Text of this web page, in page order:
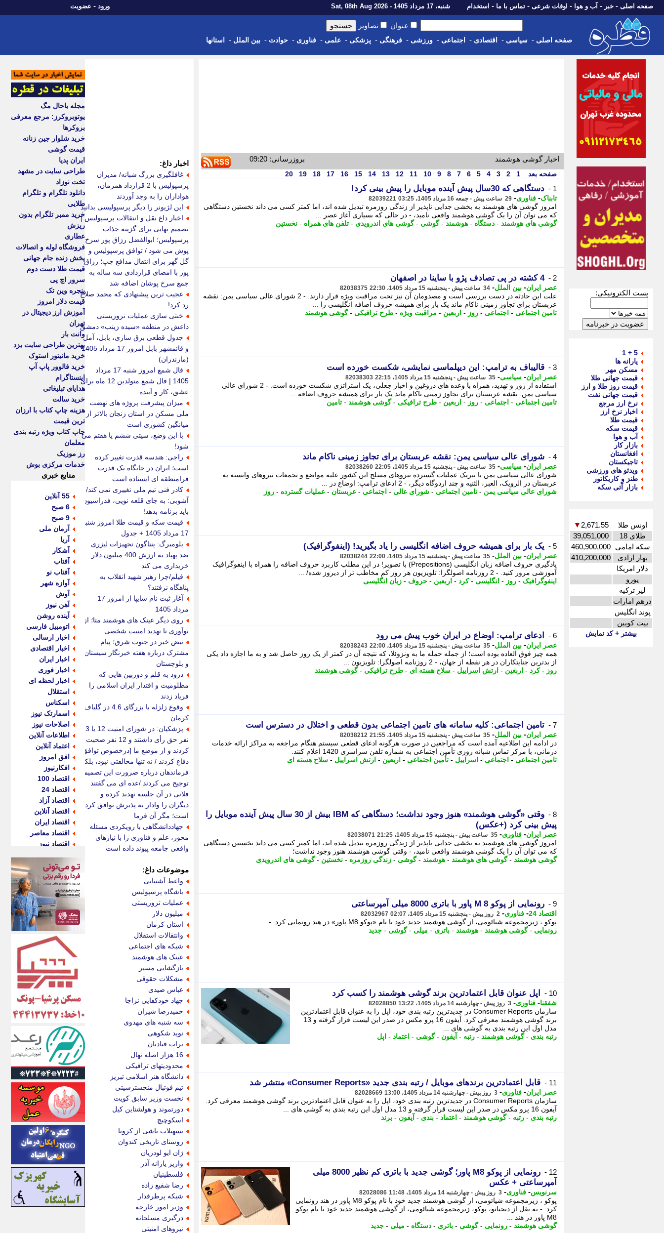
صفحه اصلی - خبر - آب و هوا - اوقات شرعی - تماس با ما - استخدام شنبه، 17 مرداد 1405 - Sat, 08th Aug 2026 ورود - عضویت
عنوان تصاویر
صفحه اصلی - سیاسی - اقتصادی - اجتماعی - ورزشی - فرهنگی - پزشکی - علمی - فناوری - حوادث - بین الملل - استانها
پست الکترونیکی:
5 + 1
یارانه ها
مسکن مهر
قیمت جهانی طلا
قیمت روز طلا و ارز
قیمت جهانی نفت
نرخ ارز مرجع
اخبار نرخ ارز
قیمت طلا
قیمت سکه
آب و هوا
بازار کار
افغانستان
تاجیکستان
ویدئو های ورزشی
طنز و کاریکاتور
بازار آتی سکه
اونس طلا 2,671.55
▼
طلای 18
39,051,000
سکه امامی 460,900,000
بهار ازادی
410,200,000
دلار امریکا
یورو
لیر ترکیه
درهم امارات
پوند انگلیس
بیت کویین
بیشتر + کد نمایش
اخبار گوشی هوشمند بروزرسانی: 09:20
صفحه بعد 1
2
3
4
5
6
7
8
9
10
11
12
13
14
15
16
17
18
19
20
1 - دستگاهی که 30سال پیش آینده موبایل را پیش بینی کرد!
تابناک- فناوری- 29 ساعت پیش - جمعه 16 مرداد 1405، 03:25 82039221
امروز گوشی های هوشمند به بخشی جدایی ناپذیر از زندگی روزمره تبدیل شده اند، اما کمتر کسی می داند نخستین دستگاهی
که می توان آن را یک گوشی هوشمند واقعی نامید، - در حالی که بسیاری آغاز عصر ...
گوشی های هوشمند - دستگاه - هوشمند -گوشی -گوشی های اندرویدی - تلفن های همراه - نخستین
2 - 4 کشته در پی تصادف پژو با ساینا در اصفهان
عصر ایران- بین الملل- 34 ساعت پیش - پنجشنبه 15 مرداد 1405، 22:30 82038375
علت این حادثه در دست بررسی است و مصدومان آن نیز تحت مراقبت ویژه قرار دارند. - 2 شورای عالی سیاسی یمن: نقشه
عربستان برای تجاوز زمینی ناکام ماند یک بار برای همیشه حروف اضافه انگلیسی را ...
تامین اجتماعی - اجتماعی - روز - اربعین - مراقبت ویژه - طرح ترافیکی -گوشی هوشمند
3 - قالیباف به ترامپ: این دیپلماسی نمایشی، شکست خورده است
عصر ایران- سیاسی- 35 ساعت پیش - پنجشنبه 15 مرداد 1405، 22:15 82038303
استفاده از زور و تهدید، همراه با وعده های دروغین و اخبار جعلی، یک استراتژی شکست خورده است. - 2 شورای عالی
سیاسی یمن: نقشه عربستان برای تجاوز زمینی ناکام ماند یک بار برای همیشه حروف اضافه ...
تامین اجتماعی - اجتماعی - روز - اربعین - طرح ترافیکی -گوشی هوشمند - تامین
4 - شورای عالی سیاسی یمن: نقشه عربستان برای تجاوز زمینی ناکام ماند
عصر ایران- سیاسی- 35 ساعت پیش - پنجشنبه 15 مرداد 1405، 22:05 82038260
شورای عالی سیاسی یمن با تبریک عملیات گسترده نیروهای مسلح این کشور علیه مواضع و تجمعات نیروهای وابسته به
عربستان در الرویک، العبر، الثنیه و چند اردوگاه دیگر، - 2 ادعای ترامپ: اوضاع در ...
شورای عالی سیاسی یمن - تامین اجتماعی - شورای عالی - اجتماعی - عربستان - عملیات گسترده - روز
5 - یک بار برای همیشه حروف اضافه انگلیسی را یاد بگیرید! (اینفوگرافیک)
عصر ایران- بین الملل- 35 ساعت پیش - پنجشنبه 15 مرداد 1405، 22:00 82038244
یادگیری حروف اضافه زبان انگلیسی (Prepositions) با تصویر! در این مطلب کاربرد حروف اضافه را همراه با اینفوگرافیک
آموزشی مرور کنید. - 2 روزنامه اصولگرا: تلویزیون هر روز کم مخاطب تر از دیروز شده/ ...
اینفوگرافیک - روز - انگلیسی -کرد - اربعین - حروف - زبان انگلیسی
6 - ادعای ترامپ: اوضاع در ایران خوب پیش می رود
عصر ایران- بین الملل- 35 ساعت پیش - پنجشنبه 15 مرداد 1405، 22:00 82038243
همه چیز فوق العاده بوده است؛ از جمله حمله ما به ونزوئلا، که نتیجه آن در کمتر از یک روز حاصل شد و به ما اجازه داد یکی
از بدترین جنایتکاران در هر نقطه از جهان، - 2 روزنامه اصولگرا: تلویزیون ...
روز -کرد - اربعین - ارتش اسراییل - سلاح هسته ای - طرح ترافیکی -گوشی هوشمند
7 - تامین اجتماعی: کلیه سامانه های تامین اجتماعی بدون قطعی و اختلال در دسترس است
عصر ایران- بین الملل- 35 ساعت پیش - پنجشنبه 15 مرداد 1405، 21:55 82038212
در ادامه این اطلاعیه آمده است که مراجعین در صورت هرگونه ادعای قطعی سیستم هنگام مراجعه به مراکز ارائه خدمات
درمانی، با مرکز تماس شبانه روزی تأمین اجتماعی به شماره تلفن سراسری 1420 اعلام کنند.
تامین اجتماعی - اجتماعی - اسراییل - تأمین اجتماعی - اربعین - ارتش اسراییل - سلاح هسته ای
8 -
وقتی «گوشی هوشمند» هنوز وجود نداشت؛ دستگاهی که IBM بیش از 30 سال پیش آینده موبایل را
پیش بینی کرد (+عکس)
عصر ایران- فناوری- 35 ساعت پیش - پنجشنبه 15 مرداد 1405، 21:25 82038071
امروز گوشی های هوشمند به بخشی جدایی ناپذیر از زندگی روزمره تبدیل شده اند، اما کمتر کسی می داند نخستین دستگاهی
که می توان آن را یک گوشی هوشمند واقعی نامید، - وقتی گوشی هوشمند هنوز وجود نداشت؛
گوشی هوشمند -گوشی های هوشمند - هوشمند -گوشی - زندگی روزمره - نخستین -گوشی های اندرویدی
9 - رونمایی از پوکو M 8 پاور با باتری 8000 میلی آمپرساعتی
اقتصاد 24 - فناوری- 2 روز پیش - پنجشنبه 15 مرداد 1405، 02:07 82032967
پوکو ، زیرمجموعه شیائومی، از گوشی هوشمند جدید خود با نام «پوکو M8 پاور» در هند رونمایی کرد. -
رونمایی -گوشی هوشمند - هوشمند - باتری - میلی -گوشی - جدید
10 - اپل عنوان قابل اعتمادترین برند گوشی هوشمند را کسب کرد
شفقنا- فناوری- 3 روز پیش - چهارشنبه 14 مرداد 1405، 13:22 82028850
سازمان Consumer Reports در جدیدترین رتبه بندی خود، اپل را به عنوان قابل اعتمادترین
برند گوشی هوشمند معرفی کرد. آیفون 16 پرو مکس در صدر این لیست قرار گرفته و 13
مدل اول این رتبه بندی به گوشی های ...
رتبه بندی -گوشی هوشمند - رتبه - آیفون -گوشی - اعتماد - اپل
11 - قابل اعتمادترین برندهای موبایل / رتبه بندی جدید «Consumer Reports» منتشر شد
عصر ایران- فناوری- 3 روز پیش - چهارشنبه 14 مرداد 1405، 13:00 82028669
سازمان Consumer Reports در جدیدترین رتبه بندی خود، اپل را به عنوان قابل اعتمادترین برند گوشی هوشمند معرفی کرد.
آیفون 16 پرو مکس در صدر این لیست قرار گرفته و 13 مدل اول این رتبه بندی به گوشی های ...
رتبه بندی - رتبه -گوشی هوشمند - اعتماد - بندی - آیفون - برند
12 -
رونمایی از پوکو M8 پاور؛ گوشی جدید با باتری کم نظیر 8000 میلی
آمپرساعتی + عکس
سرنویس- فناوری- 3 روز پیش - چهارشنبه 14 مرداد 1405، 11:48 82028086
پوکو ، زیرمجموعه شیائومی، از گوشی هوشمند جدید خود با نام پوکو M8 پاور در هند رونمایی
کرد. - به نقل از دیجیاتو، پوکو، زیرمجموعه شیائومی، از گوشی هوشمند جدید خود با نام پوکو
M8 پاور در هند ...
گوشی هوشمند - رونمایی -گوشی - باتری - دستگاه - میلی - جدید
اخبار داغ:
غافلگیری بزرگ شبانه/ مدیران
پرسپولیس با 2 قرارداد همزمان،
هواداران را به وجد آوردند
این لژیونر را دیگر پرسپولیسی بدانید
اخبار داغ نقل و انتقالات پرسپولیس |
تصمیم نهایی برای گزینه جذاب
پرسپولیس؛ ابوالفضل رزاق پور سرخ
پوش می شود / توافق پرسپولیس و
گل گهر برای انتقال مدافع چپ؛ رزاق
پور با امضای قراردادی سه ساله به
جمع سرخ پوشان اضافه شد
عجیب ترین پیشنهادی که محمد صلاح
رد کرد!
خنثی سازی عملیات تروریستی
داعش در منطقه «سیده زینب» دمشق
جدول قطعی برق ساری، بابل، آمل
و قائمشهر بابل امروز 17 مرداد 1405
(مازندران)
فال شمع امروز شنبه 17 مرداد
1405 | فال شمع متولدین 12 ماه برای
عشق، کار و آینده
میزان پیشرفت پروژه های نهضت
ملی مسکن در استان زنجان بالاتر از
میانگین کشوری است
با این وضع، سیتی ششم یا هفتم می
شود!
راجی: هندسه قدرت تغییر کرده
است؛ ایران در جایگاه یک قدرت
فرامنطقه ای ایستاده است
کادر فنی تیم ملی تغییری نمی کند/
آشوبی: به جای قلعه نویی، فدراسیون
باید برنامه بدهد!
قیمت سکه و قیمت طلا امروز شنبه
17 مرداد 1405 + جدول
بلومبرگ: پنتاگون تجهیزات لیزری
ضد پهپاد به ارزش 400 میلیون دلار
خریداری می کند
فیلم/چرا رهبر شهید انقلاب به
پناهگاه نرفتند؟
آغاز ثبت نام سایپا از امروز 17
مرداد 1405
روی دیگر عینک های هوشمند متا؛ از
نوآوری تا تهدید امنیت شخصی
نبض خبر در جنوب شرق؛ پیام
مشترک درباره هفته خبرنگار سیستان
و بلوچستان
درود به قلم و دوربین هایی که
مظلومیت و اقتدار ایران اسلامی را
فریاد زدند
وقوع زلزله با بزرگای 4.6 در گلباف
کرمان
پزشکیان: در شورای امنیت 12 یا 13
نفر حق رأی داشتند و 12 نفر صحبت
کردند و از موضع ما [درخصوص توافق]
دفاع کردند / نه تنها مخالفتی نبود، بلکه
فرماندهان درباره ضرورت این تصمیم
توجیح می کردند /عده ای می گفتند
فلانی در آن جلسه تهدید کرده و
دیگران را وادار به پذیرش توافق کرده
است؛ مگر آن فرما
جهاددانشگاهی با رویکردی مسئله
محور، علم و فناوری را با نیازهای
واقعی جامعه پیوند داده است
موضوعات داغ:
واعظ آشتیانی
باشگاه پرسپولیس
عملیات تروریستی
میلیون دلار
استان کرمان
وانتقالات استقلال
شبکه های اجتماعی
عینک های هوشمند
بازگشایی مسیر
مشکلات حقوقی
عباس صیدی
جهاد خودکفایی نزاجا
حمیدرضا شیران
سه شنبه های مهدوی
نوید شکوهی
برات قبادیان
16 هزار اصله نهال
محدودیتهای ترافیکی
دانشگاه هنر اسلامی تبریز
تیم فوتبال منچسترسیتی
نخست وزیر سابق کویت
دورتموند و هولشتاین کیل
اسکوچیچ
تسهیلات ناشی از کرونا
روستای تاریخی کندوان
ژان ایو لودریان
واریز یارانه آذر
فلسطینیان
رضا شفیع زاده
شبکه پرطرفدار
وزیر امور خارجه
درگیری مسلحانه
نیروهای امنیتی
مجله باحال مگ
یوتوبروکرز: مرجع معرفی
بروکرها
خرید شلوار جین زنانه
قیمت گوشی
ایران پدیا
طراحی سایت در مشهد
تخت نوزاد
دانلود تلگرام و تلگرام
طلایی
خرید ممبر تلگرام بدون
ریزش
عطاری
فروشگاه لوله و اتصالات
پخش زنده جام جهانی
قیمت طلا دست دوم
سرور اچ پی
پنجره وین تک
قیمت دلار امروز
آموزش ارز دیجیتال در
تهران
وانت بار
بهترین طراحی سایت یزد
خرید مانیتور استوک
خرید فالوور پاپ آپ
اینستاگرام
هدایای تبلیغاتی
خرید سالت
هزینه چاپ کتاب با ارزان
ترین قیمت
چاپ کتاب ویژه رتبه بندی
معلمان
رز موزیک
خدمات مرکزی بوش
منابع خبری
55 آنلاین
6 صبح
9 صبح
آرمان ملی
آریا
آشکار
آفتاب
آفتاب نو
آوازه شهر
آوش
آهن نیوز
آینده روشن
اتومبیل فارسی
اخبار ارسالی
اخبار اقتصادی
اخبار ایران
اخبار فوری
اخبار لحظه ای
استقلال
اسکناس
اسمارتک نیوز
اصلاحات نیوز
اطلاعات آنلاین
اعتماد آنلاین
افق امروز
افکارنیوز
اقتصاد 100
اقتصاد 24
اقتصاد آزاد
اقتصاد آنلاین
اقتصاد ایران
اقتصاد معاصر
اقتصاد نیوز
اکوفارس
اکونگار
اکونیوز
الف
انتشار آنلاین
اندیشه قرن
اندیشه معاصر
اندیشه ها
انرژی پرس
ای استخدام
ایتنا
ایراف
ایران آرت
ایران آنلاین
ایران زندگی
ایران فوری
ایرانی روز
ایرانیتال
ایرنا
ایسکانیوز
ایسنا
ایکنا
ایلنا
اینتیتر
ایونا نیوز
بازتاب آنلاین
باشگاه خبرنگاران
باغستان نیوز
بامبوک
ببین و بخون
بدینسان
بنکر